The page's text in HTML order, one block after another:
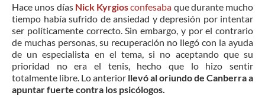
Hace unos días Nick Kyrgiosconfesaba que durante mucho
tiempo había sufrido de ansiedad y depresión por intentar
ser políticamente correcto. Sin embargo, y por el contrario
de muchas personas, su recuperación no llegó con la ayuda
de un especialista en el tema, si no aceptando que su
prioridad no era el tenis, hecho que lo hizo sentir
totalmente libre. Lo anterior llevó al oriundo de Canberra a
apuntar fuerte contra los psicólogos.